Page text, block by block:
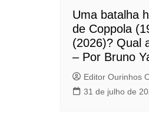
Uma batalha
de Coppola
(2026)? Qual
– Por Bruno
Editor Ourinhos
31 de julho de